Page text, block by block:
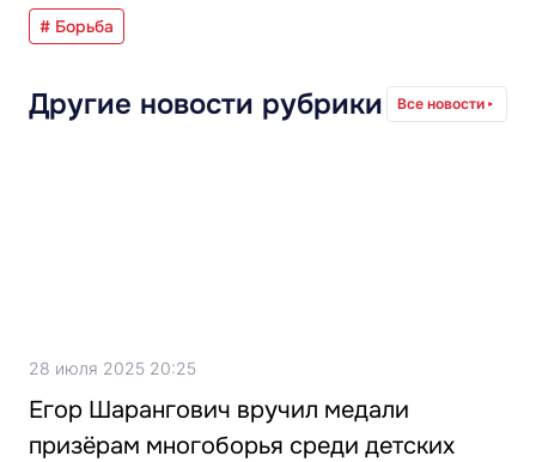
# Борьба
Другие новости рубрики Все новости
28 июля 2025 20:25
Егор Шарангович вручил медали
призёрам многоборья среди детских